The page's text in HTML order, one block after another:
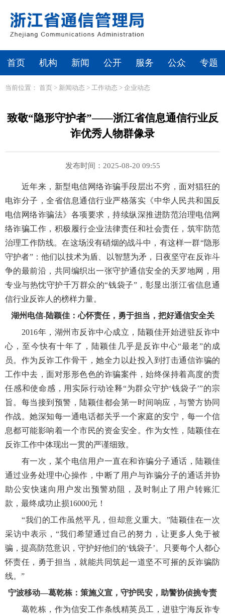
首页 机构 新闻 公开 服务 公众 专题
当前位置： 首页 > 新闻动态 > 工作动态 > 企业动态
致敬“隐形守护者”——浙江省信息通信行业反
诈优秀人物群像录
发布时间：2025-08-20 09:55
近年来，新型电信网络诈骗手段层出不穷，面对猖狂的
电诈分子，全省信息通信行业严格落实《中华人民共和国反
电信网络诈骗法》各项要求，持续纵深推进防范治理电信网
络诈骗工作，积极履行企业法律责任和社会责任，筑牢防范
治理工作防线。在这场没有硝烟的战斗中，有这样一群“隐形
守护者”：他们以技术为盾、以智慧为矛，日夜坚守在反诈斗
争的最前沿，共同编织出一张守护通信安全的天罗地网，用
专业与热忱守护千万群众的“钱袋子”，彰显出浙江省信息通
信行业反诈人的榜样力量。
湖州电信-陆颖佳：心怀责任，勇于担当，把好通信安全关
2016年，湖州市反诈中心成立，陆颖佳开始进驻反诈中
心，至今快有十年了，陆颖佳几乎是反诈中心“最老”的成
员。作为反诈工作骨干，她全力以赴投入到打击通信诈骗的
工作中去，面对形形色色的诈骗案件，始终保持着高度的责
任感和使命感，用实际行动诠释“为群众守护‘钱袋子’”的宗
旨。每当接到预警，陆颖佳都会第一时间响应，与警方协同
作战。她深知每一通电话都关乎一个家庭的安宁，每一个信
息都可能影响着一个市民的资金安全。作为女性，陆颖佳在
反诈工作中体现出一贯的严谨细致。
有一次，某个电信用户一直在和诈骗分子通话，陆颖佳
通过业务处理中心操作，中断了用户与诈骗分子的通话并协
助公安快速向用户发出预警劝阻，及时制止了用户转账汇
款，最终成功止损16000元！
“我们的工作虽然平凡，但却意义重大。”陆颖佳在一次
采访中表示，“我们希望通过自己的努力，让更多人免于被
骗，提高防范意识，守护好他们的‘钱袋子’。只要每个人都心
怀责任，勇于担当，就能共同筑起一道坚不可摧的反诈骗防
线。”
宁波移动—葛乾栋：策施义宣，守护民安，助警协侦挑专责
葛乾栋，作为信安工作条线精英员工，进驻宁海反诈专